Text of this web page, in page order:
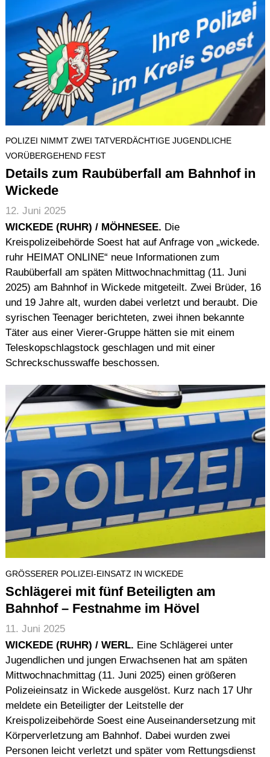
POLIZEI NIMMT ZWEI TATVERDÄCHTIGE JUGENDLICHE
VORÜBERGEHEND FEST
Details zum Raubüberfall am Bahnhof in
Wickede
12. Juni 2025
WICKEDE (RUHR) / MÖHNESEE. Die
Kreispolizeibehörde Soest hat auf Anfrage von „wickede.
ruhr HEIMAT ONLINE“ neue Informationen zum
Raubüberfall am späten Mittwochnachmittag (11. Juni
2025) am Bahnhof in Wickede mitgeteilt. Zwei Brüder, 16
und 19 Jahre alt, wurden dabei verletzt und beraubt. Die
syrischen Teenager berichteten, zwei ihnen bekannte
Täter aus einer Vierer-Gruppe hätten sie mit einem
Teleskopschlagstock geschlagen und mit einer
Schreckschusswaffe beschossen.
GRÖSSERER POLIZEI-EINSATZ IN WICKEDE
Schlägerei mit fünf Beteiligten am
Bahnhof – Festnahme im Hövel
11. Juni 2025
WICKEDE (RUHR) / WERL. Eine Schlägerei unter
Jugendlichen und jungen Erwachsenen hat am späten
Mittwochnachmittag (11. Juni 2025) einen größeren
Polizeieinsatz in Wickede ausgelöst. Kurz nach 17 Uhr
meldete ein Beteiligter der Leitstelle der
Kreispolizeibehörde Soest eine Auseinandersetzung mit
Körperverletzung am Bahnhof. Dabei wurden zwei
Personen leicht verletzt und später vom Rettungsdienst